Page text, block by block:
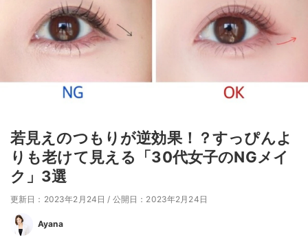
若見えのつもりが逆効果！？すっぴんよ
りも老けて見える「30代女子のNGメイ
ク」3選
更新日：2023年2月24日 / 公開日：2023年2月24日
Ayana